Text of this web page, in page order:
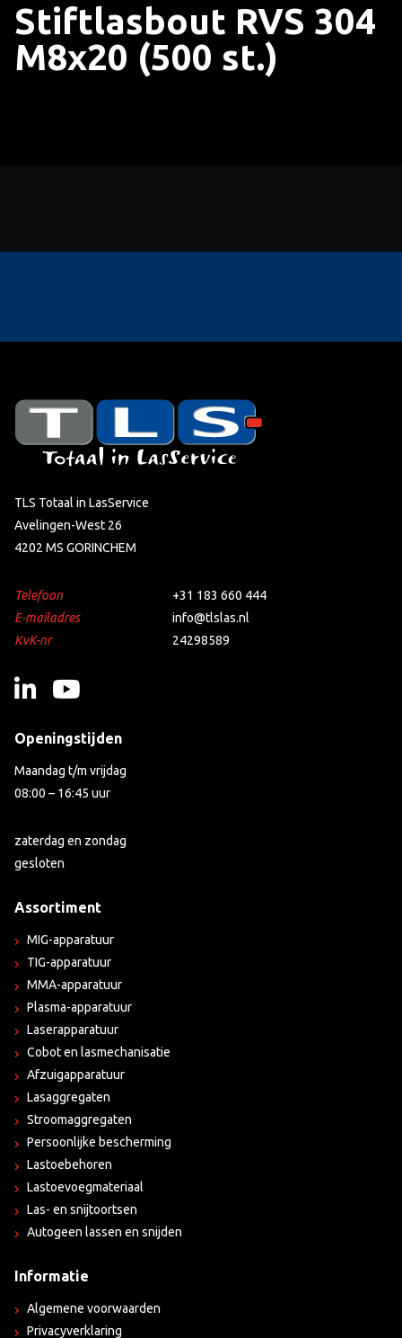
Stiftlasbout RVS 304
M8x20 (500 st.)
TLS Totaal in LasService
Avelingen-West 26
4202 MS GORINCHEM
Telefoon
+31 183 660 444
E-mailadres
info@tlslas.nl
KvK-nr
24298589
Openingstijden
Maandag t/m vrijdag
08:00 – 16:45 uur
zaterdag en zondag
gesloten
Assortiment
MIG-apparatuur
TIG-apparatuur
MMA-apparatuur
Plasma-apparatuur
Laserapparatuur
Cobot en lasmechanisatie
Afzuigapparatuur
Lasaggregaten
Stroomaggregaten
Persoonlijke bescherming
Lastoebehoren
Lastoevoegmateriaal
Las- en snijtoortsen
Autogeen lassen en snijden
Informatie
Algemene voorwaarden
Privacyverklaring